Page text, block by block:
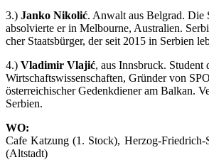
3.) Janko Nikolić. Anwalt aus Belgrad. Die
absolvierte er in Melbourne, Australien.
cher Staatsbürger, der seit 2015 in Serbien
4.) Vladimir Vlajić, aus Innsbruck. Student
Wirtschaftswissenschaften, Gründer von
österreichischer Gedenkdiener am Balkan.
Serbien.
WO:
Cafe Katzung (1. Stock), Herzog-Friedrich-
(Altstadt)